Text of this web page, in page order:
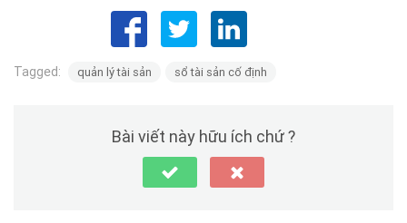
Tagged: quản lý tài sản sổ tài sản cố định
Bài viết này hữu ích chứ ?